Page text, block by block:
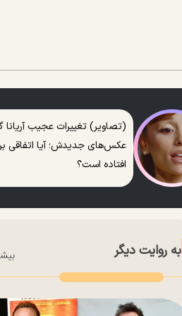
(تصاویر) تغییرات عجیب آریانا
عکس‌های جدیدش؛ آیا اتفاقی
افتاده است؟
به روایت دیگر